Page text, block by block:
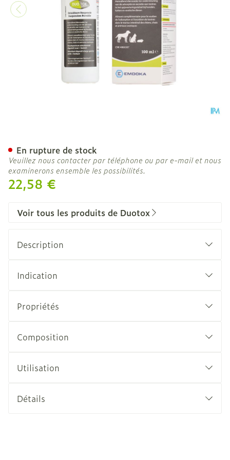
22,58 €
En rupture de stock
Veuillez nous contacter par téléphone ou par e-mail et nous
examinerons ensemble les possibilités.
Voir tous les produits de Duotox
Description
Indication
Propriétés
Composition
Utilisation
Détails